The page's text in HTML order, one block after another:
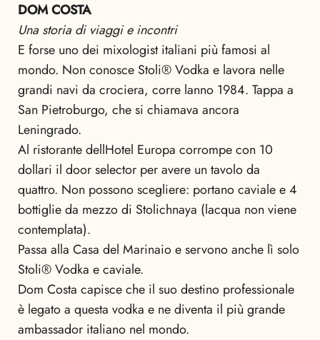
DOM COSTA
Una storia di viaggi e incontri
E forse uno dei mixologist italiani più famosi al
mondo. Non conosce Stoli® Vodka e lavora nelle
grandi navi da crociera, corre lanno 1984. Tappa a
San Pietroburgo, che si chiamava ancora
Leningrado.
Al ristorante dellHotel Europa corrompe con 10
dollari il door selector per avere un tavolo da
quattro. Non possono scegliere: portano caviale e 4
bottiglie da mezzo di Stolichnaya (lacqua non viene
contemplata).
Passa alla Casa del Marinaio e servono anche lì solo
Stoli® Vodka e caviale.
Dom Costa capisce che il suo destino professionale
è legato a questa vodka e ne diventa il più grande
ambassador italiano nel mondo.